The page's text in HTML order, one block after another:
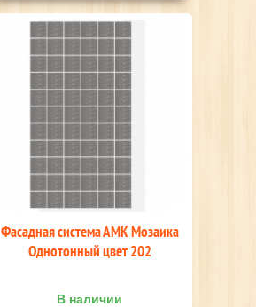
Фасадная система АМК Мозаика
Однотонный цвет 202
В наличии